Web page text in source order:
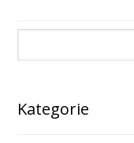
Kategorie